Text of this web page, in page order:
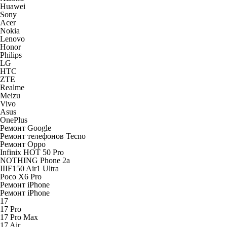
Huawei
Sony
Acer
Nokia
Lenovo
Honor
Philips
LG
HTC
ZTE
Realme
Meizu
Vivo
Asus
OnePlus
Ремонт Google
Ремонт телефонов Tecno
Ремонт Oppo
Infinix HOT 50 Pro
NOTHING Phone 2a
IIIF150 Air1 Ultra
Poco X6 Pro
Ремонт iPhone
Ремонт iPhone
17
17 Pro
17 Pro Max
17 Air